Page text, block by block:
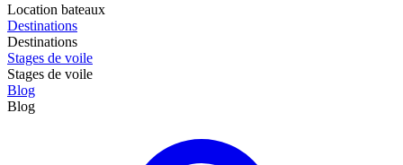
Location bateaux
Destinations
Destinations
Stages de voile
Stages de voile
Blog
Blog